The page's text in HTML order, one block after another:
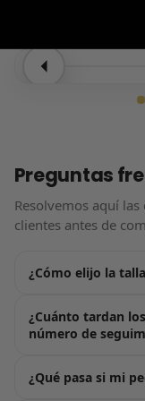
Preguntas
Resolvemos aquí
clientes antes de
¿Cómo elijo la
guía de tallas,
primera. Por lo
habitualmente. Si
¿Cuánto tardan
número de
recibirás tu número
¿Qué pasa si mi